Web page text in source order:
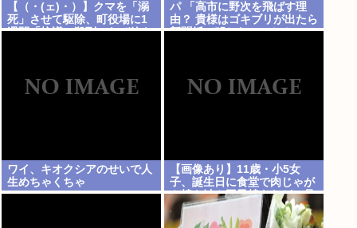
【（・(ェ)・）】クマを「溺
死」させて駆除、町役場に1
週間「抗議」殺到…なぜ銃を
パ 「高市に野次を飛ばす理
由？ 貴様はゴキブリが出たら
新聞紙で叩かないのか？」
ワイ、キオクシアのせいで人
生めちゃくちゃ
【画像あり】11歳・小5女
子、誕生日に食堂で肉じゃが
や焼き鮭や玉子焼きなど一品
料理をオジサンみたいに食べ
る